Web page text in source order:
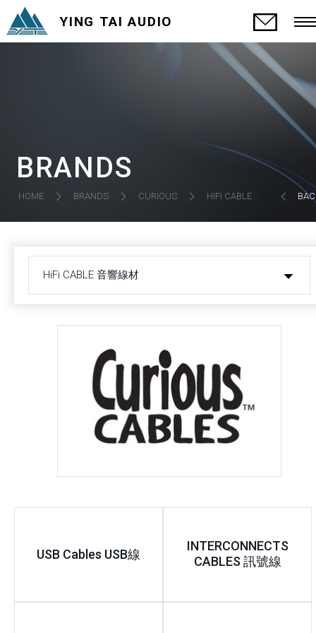
YING TAI AUDIO
BRANDS
HOME BRANDS CURIOUS HIFI CABLE 音響線材
HiFi CABLE 音響線材
USB Cables USB線
INTERCONNECTS
CABLES 訊號線